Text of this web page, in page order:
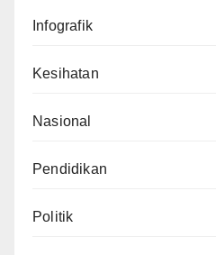
Infografik
Kesihatan
Nasional
Pendidikan
Politik